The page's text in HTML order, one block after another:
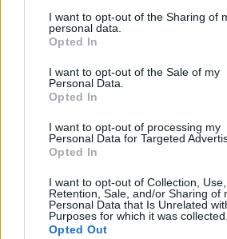
not limited to your visit or usage
grant or deny consent to Google and its
use your data for below specified
consent section.
I want to opt-out of the Sharing of
personal data.
Opted In
I want to opt-out of the Sale of my
Personal Data.
Opted In
I want to opt-out of processing my
Personal Data for Targeted
Opted In
I want to opt-out of Collection, Use,
Retention, Sale, and/or Sharing of
Personal Data that Is Unrelated
Purposes for which it was collected.
Opted Out
Lucía Herrera · 5 Ago 2026
COTIZACIONES CRYPTO